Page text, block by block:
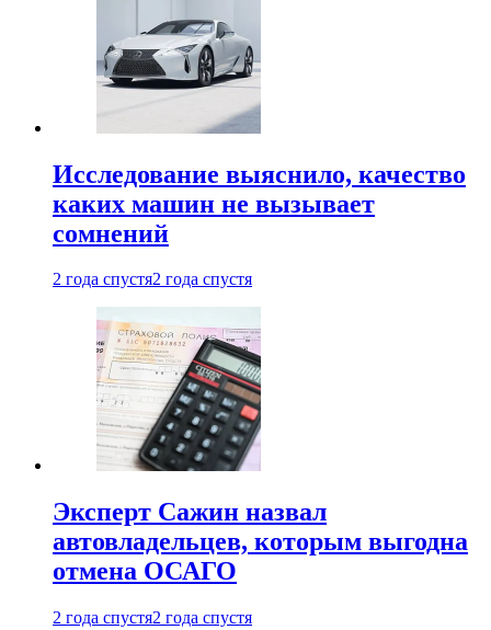
Исследование выяснило, качество
каких машин не вызывает
сомнений
2 года спустя2 года спустя
Эксперт Сажин назвал
автовладельцев, которым выгодна
отмена ОСАГО
2 года спустя2 года спустя